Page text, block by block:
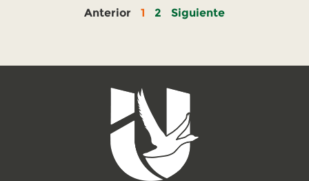
Anterior 1 2 Siguiente